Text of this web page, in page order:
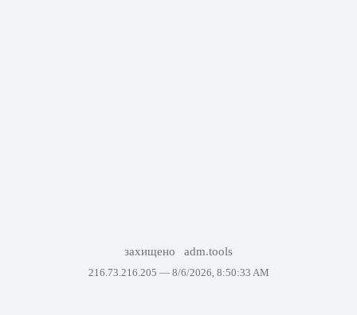
захищено adm.tools
216.73.216.205 — 8/6/2026, 8:50:33 AM